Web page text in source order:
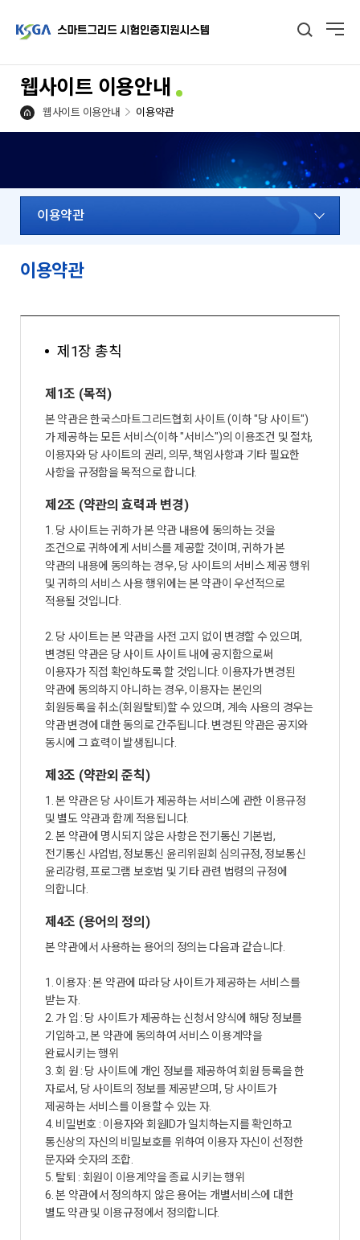
웹사이트 이용안내
웹사이트 이용안내 이용약관
이용약관
이용약관
제1장 총칙
제1조 (목적)
본 약관은 한국스마트그리드협회 사이트 (이하 "당 사이트")
가 제공하는 모든 서비스(이하 "서비스")의 이용조건 및 절차,
이용자와 당 사이트의 권리, 의무, 책임사항과 기타 필요한
사항을 규정함을 목적으로 합니다.
제2조 (약관의 효력과 변경)
1. 당 사이트는 귀하가 본 약관 내용에 동의하는 것을
조건으로 귀하에게 서비스를 제공할 것이며, 귀하가 본
약관의 내용에 동의하는 경우, 당 사이트의 서비스 제공 행위
및 귀하의 서비스 사용 행위에는 본 약관이 우선적으로
적용될 것입니다.
2. 당 사이트는 본 약관을 사전 고지 없이 변경할 수 있으며,
변경된 약관은 당 사이트 사이트 내에 공지함으로써
이용자가 직접 확인하도록 할 것입니다. 이용자가 변경된
약관에 동의하지 아니하는 경우, 이용자는 본인의
회원등록을 취소(회원탈퇴)할 수 있으며, 계속 사용의 경우는
약관 변경에 대한 동의로 간주됩니다. 변경된 약관은 공지와
동시에 그 효력이 발생됩니다.
제3조 (약관외 준칙)
1. 본 약관은 당 사이트가 제공하는 서비스에 관한 이용규정
및 별도 약관과 함께 적용됩니다.
2. 본 약관에 명시되지 않은 사항은 전기통신 기본법,
전기통신 사업법, 정보통신 윤리위원회 심의규정, 정보통신
윤리강령, 프로그램 보호법 및 기타 관련 법령의 규정에
의합니다.
제4조 (용어의 정의)
본 약관에서 사용하는 용어의 정의는 다음과 같습니다.
1. 이용자 : 본 약관에 따라 당 사이트가 제공하는 서비스를
받는 자.
2. 가 입 : 당 사이트가 제공하는 신청서 양식에 해당 정보를
기입하고, 본 약관에 동의하여 서비스 이용계약을
완료시키는 행위
3. 회 원 : 당 사이트에 개인 정보를 제공하여 회원 등록을 한
자로서, 당 사이트의 정보를 제공받으며, 당 사이트가
제공하는 서비스를 이용할 수 있는 자.
4. 비밀번호 : 이용자와 회원ID가 일치하는지를 확인하고
통신상의 자신의 비밀보호를 위하여 이용자 자신이 선정한
문자와 숫자의 조합.
5. 탈퇴 : 회원이 이용계약을 종료 시키는 행위
6. 본 약관에서 정의하지 않은 용어는 개별서비스에 대한
별도 약관 및 이용규정에서 정의합니다.